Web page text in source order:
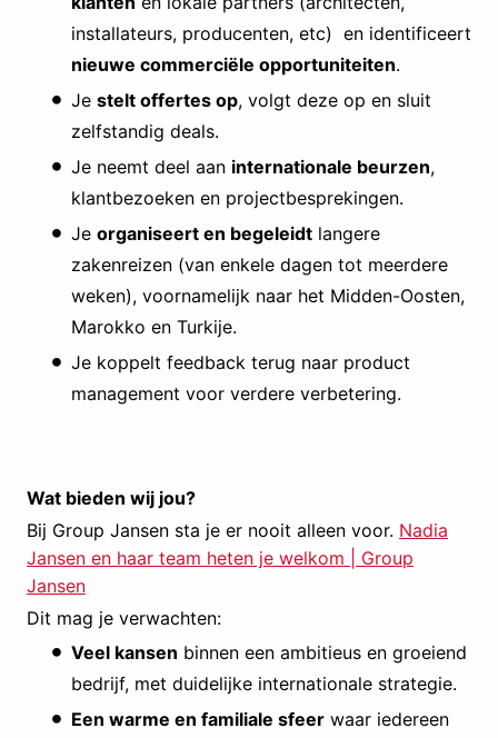
installateurs, producenten, etc) en identificeert
nieuwe commerciële opportuniteiten.
Je stelt offertes op, volgt deze op en sluit
zelfstandig deals.
Je neemt deel aan internationale beurzen,
klantbezoeken en projectbesprekingen.
Je organiseert en begeleidt langere
zakenreizen (van enkele dagen tot meerdere
weken), voornamelijk naar het Midden-Oosten,
Marokko en Turkije.
Je koppelt feedback terug naar product
management voor verdere verbetering.
Wat bieden wij jou?
Bij Group Jansen sta je er nooit alleen voor. Nadia
Jansen en haar team heten je welkom | Group
Jansen
Dit mag je verwachten:
Veel kansen binnen een ambitieus en groeiend
bedrijf, met duidelijke internationale strategie.
Een warme en familiale sfeer waar iedereen